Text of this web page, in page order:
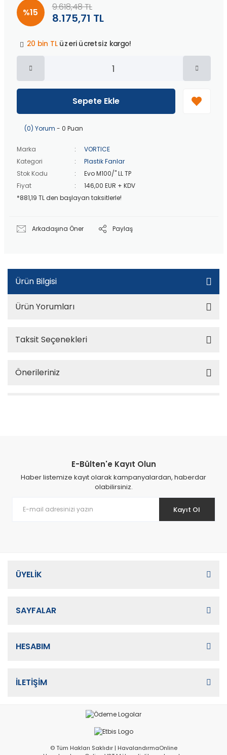
%15 8.175,71 TL
9.618,48 TL
20 bin TLüzeri ücretsiz kargo!
40 bin TL
Peşin fiyatına
üzeri ücretsiz kargo!
üzeri ücretsiz kargo!
40 bin TLüzeri özel teklif!
Sepete Ekle
(0) Yorum - 0 Puan
Marka
VORTICE
Kategori
Plastik Fanlar
Stok Kodu
Evo M100/'' LL TP
Fiyat
146,00 EUR + KDV
*881,19 TL den başlayan taksitlerle!
Arkadaşına Öner Paylaş
Ürün Bilgisi
Ürün Yorumları
Taksit Seçenekleri
Önerileriniz
E-Bülten'e Kayıt Olun
Haber listemize kayıt olarak kampanyalardan, haberdar
olabilirsiniz.
Kayıt Ol
ÜYELİK
SAYFALAR
HESABIM
İLETİŞİM
© Tüm Hakları Saklıdır | HavalandırmaOnline